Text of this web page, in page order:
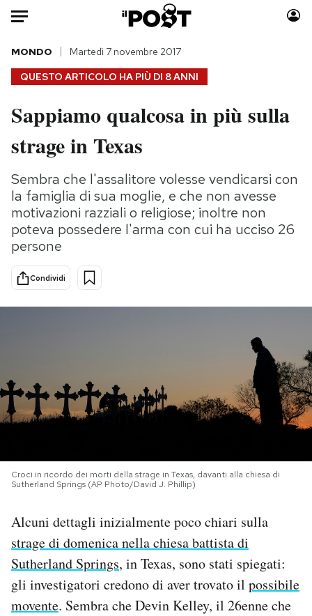
Auto
HOME
Italia
Politica
Tecnologia
Internet
Scienza
Cultura
Sport
Moda
Storie/Idee
Ok Boomer!
Media
Europa
NEWSLETTER
SHOP
CALENDARIO
AREA PERSONALE
Area Personale
QUESTO ARTICOLO HA PIÙ DI 8 ANNI
MONDO Martedì 7 novembre 2017
Sappiamo qualcosa in più sulla
strage in Texas
Sembra che l'assalitore volesse vendicarsi con
la famiglia di sua moglie, e che non avesse
motivazioni razziali o religiose; inoltre non
poteva possedere l'arma con cui ha ucciso 26
persone
Condividi
Croci in ricordo dei morti della strage in Texas, davanti alla chiesa di
Sutherland Springs (AP Photo/David J. Phillip)
Alcuni dettagli inizialmente poco chiari sulla
strage di domenica nella chiesa battista di
Sutherland Springs, in Texas, sono stati spiegati:
gli investigatori credono di aver trovato il possibile
movente. Sembra che Devin Kelley, il 26enne che